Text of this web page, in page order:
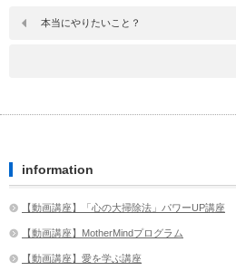
本当にやりたいこと？
information
【動画講座】「心の大掃除法」パワーUP講座
【動画講座】MotherMindプログラム
【動画講座】愛を学ぶ講座